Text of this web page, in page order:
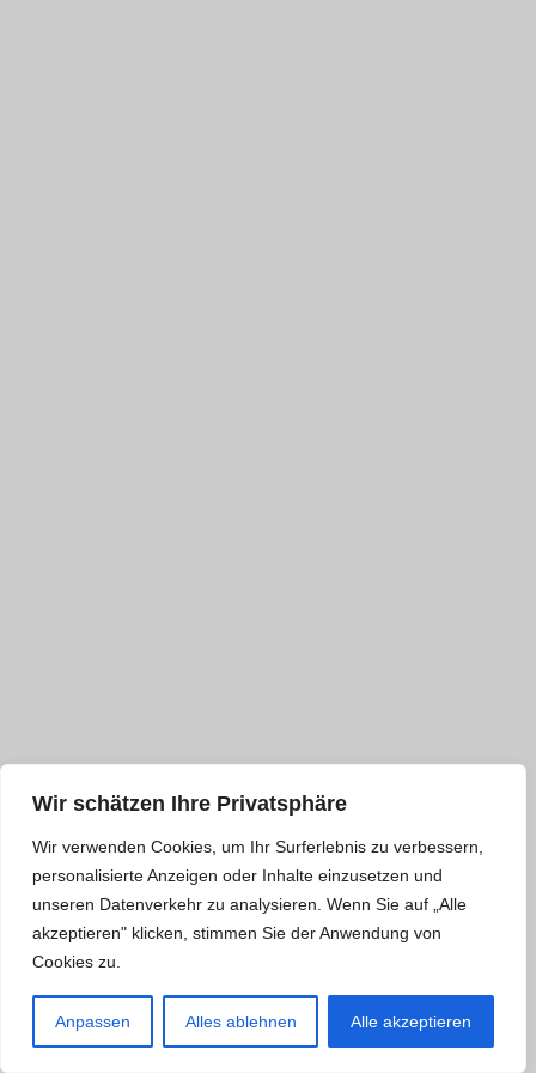
Wir schätzen Ihre Privatsphäre
Wir verwenden Cookies, um Ihr Surferlebnis zu verbessern,
personalisierte Anzeigen oder Inhalte einzusetzen und
unseren Datenverkehr zu analysieren. Wenn Sie auf „Alle
akzeptieren" klicken, stimmen Sie der Anwendung von
Cookies zu.
Anpassen Alles ablehnen Alle akzeptieren